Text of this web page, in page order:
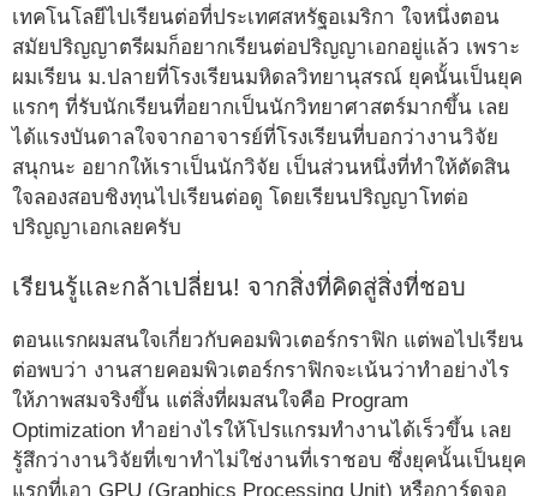
เทคโนโลยีไปเรียนต่อที่ประเทศสหรัฐอเมริกา ใจหนึ่งตอน
สมัยปริญญาตรีผมก็อยากเรียนต่อปริญญาเอกอยู่แล้ว เพราะ
ผมเรียน ม.ปลายที่โรงเรียนมหิดลวิทยานุสรณ์ ยุคนั้นเป็นยุค
แรกๆ ที่รับนักเรียนที่อยากเป็นนักวิทยาศาสตร์มากขึ้น เลย
ได้แรงบันดาลใจจากอาจารย์ที่โรงเรียนที่บอกว่างานวิจัย
สนุกนะ อยากให้เราเป็นนักวิจัย เป็นส่วนหนึ่งที่ทำให้ตัดสิน
ใจลองสอบชิงทุนไปเรียนต่อดู โดยเรียนปริญญาโทต่อ
ปริญญาเอกเลยครับ
เรียนรู้และกล้าเปลี่ยน! จากสิ่งที่คิดสู่สิ่งที่ชอบ
ตอนแรกผมสนใจเกี่ยวกับคอมพิวเตอร์กราฟิก แต่พอไปเรียน
ต่อพบว่า งานสายคอมพิวเตอร์กราฟิกจะเน้นว่าทำอย่างไร
ให้ภาพสมจริงขึ้น แต่สิ่งที่ผมสนใจคือ Program
Optimization ทำอย่างไรให้โปรแกรมทำงานได้เร็วขึ้น เลย
รู้สึกว่างานวิจัยที่เขาทำไม่ใช่งานที่เราชอบ ซึ่งยุคนั้นเป็นยุค
แรกที่เอา GPU (Graphics Processing Unit) หรือการ์ดจอ